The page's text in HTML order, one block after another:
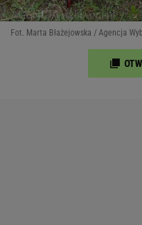
Fot. Marta Błażejowska / Agencja